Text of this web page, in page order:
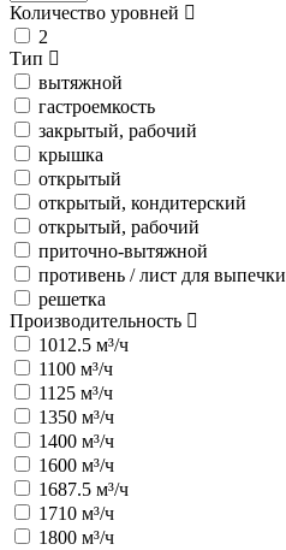
Количество уровней
2
Тип
вытяжной
гастроемкость
закрытый, рабочий
крышка
открытый
открытый, кондитерский
открытый, рабочий
приточно-вытяжной
противень / лист для выпечки
решетка
Производительность
1012.5 м³/ч
1100 м³/ч
1125 м³/ч
1350 м³/ч
1400 м³/ч
1600 м³/ч
1687.5 м³/ч
1710 м³/ч
1800 м³/ч